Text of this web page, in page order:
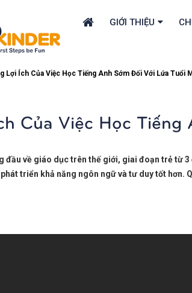
GIỚI THIỆU
Lợi Ích Của Việc Học Tiếng Anh Sớm Đối Với Lứa Tuổi
Của Việc Học
đầu về giáo dục trên thế giới, giai đoạn trẻ từ 3
triển khả năng ngôn ngữ và tư duy tốt hơn.